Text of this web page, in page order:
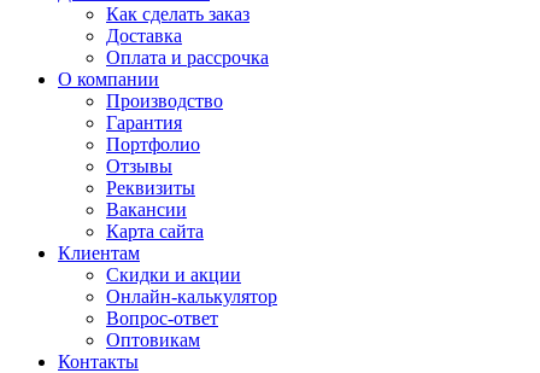
Как сделать заказ
Доставка
Оплата и рассрочка
О компании
Производство
Гарантия
Портфолио
Отзывы
Реквизиты
Вакансии
Карта сайта
Клиентам
Скидки и акции
Онлайн-калькулятор
Вопрос-ответ
Оптовикам
Контакты